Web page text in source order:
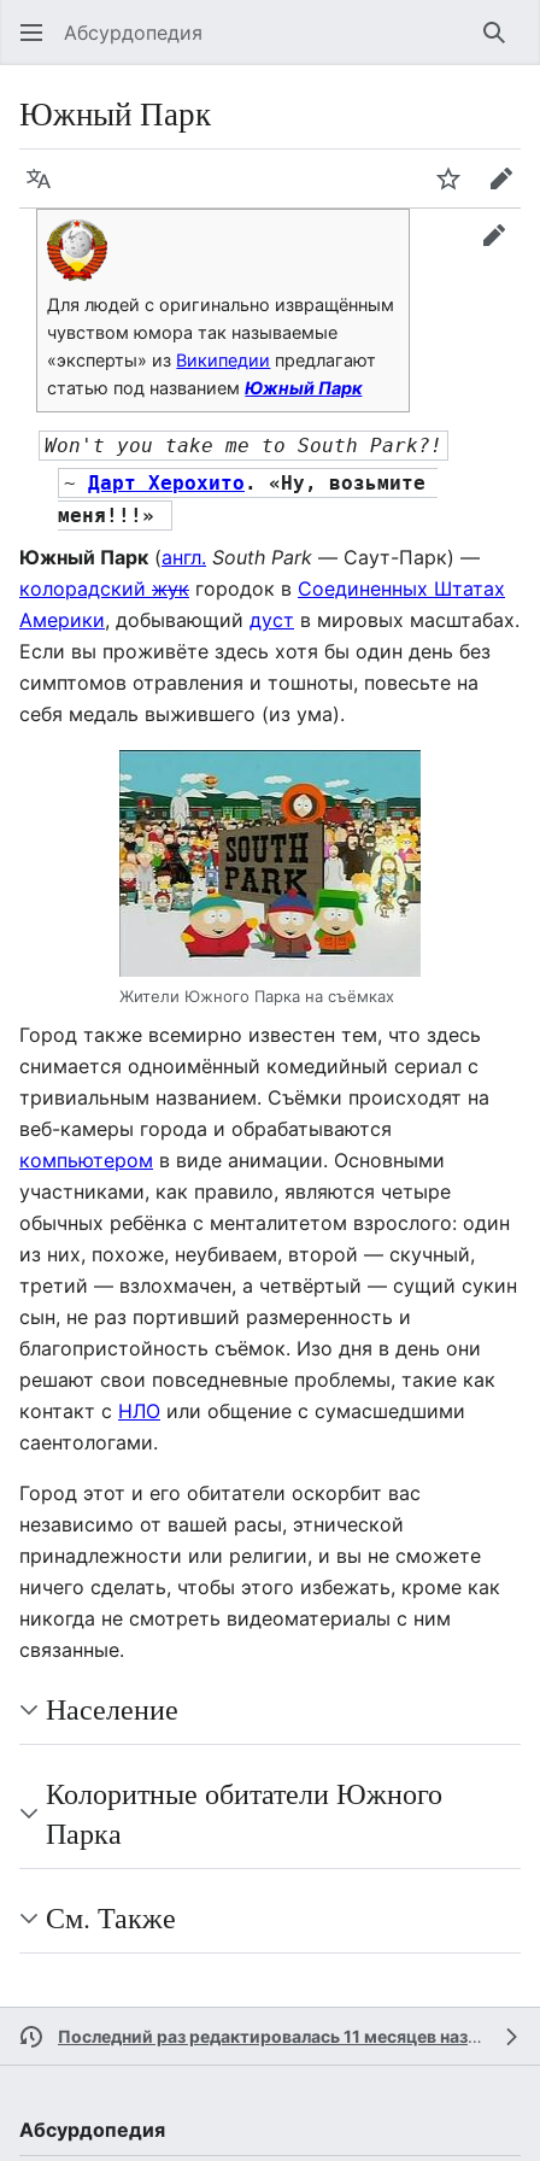
Абсурдопедия
Южный Парк
Язык
Для людей с оригинально извращённым
чувством юмора так называемые
«эксперты» из Википедии предлагают
статью под названиемЮжный Парк
Won't you take me to South Park?!
~ Дарт Херохито . «Ну, возьмите
меня!!!»
Южный Парк (англ. South Park — Саут-Парк) —
колорадский жук городок в Соединенных Штатах
Америки, добывающий дуст в мировых масштабах.
Если вы проживëте здесь хотя бы один день без
симптомов отравления и тошноты, повесьте на
себя медаль выжившего (из ума).
Жители Южного Парка на съёмках
Город также всемирно известен тем, что здесь
снимается одноимëнный комедийный сериал с
тривиальным названием. Съёмки происходят на
веб-камеры города и обрабатываются
компьютером в виде анимации. Основными
участниками, как правило, являются четыре
обычных ребëнка с менталитетом взрослого: один
из них, похоже, неубиваем, второй — скучный,
третий — взлохмачен, а четвëртый — сущий сукин
сын, не раз портивший размеренность и
благопристойность съёмок. Изо дня в день они
решают свои повседневные проблемы, такие как
контакт с НЛО или общение с сумасшедшими
саентологами.
Город этот и его обитатели оскорбит вас
независимо от вашей расы, этнической
принадлежности или религии, и вы не сможете
ничего сделать, чтобы этого избежать, кроме как
никогда не смотреть видеоматериалы с ним
связанные.
Население
Колоритные обитатели Южного
Парка
См. Также
Последний раз редактировалась 11 месяцев назад
Абсурдопедия